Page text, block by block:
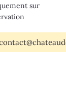
sur